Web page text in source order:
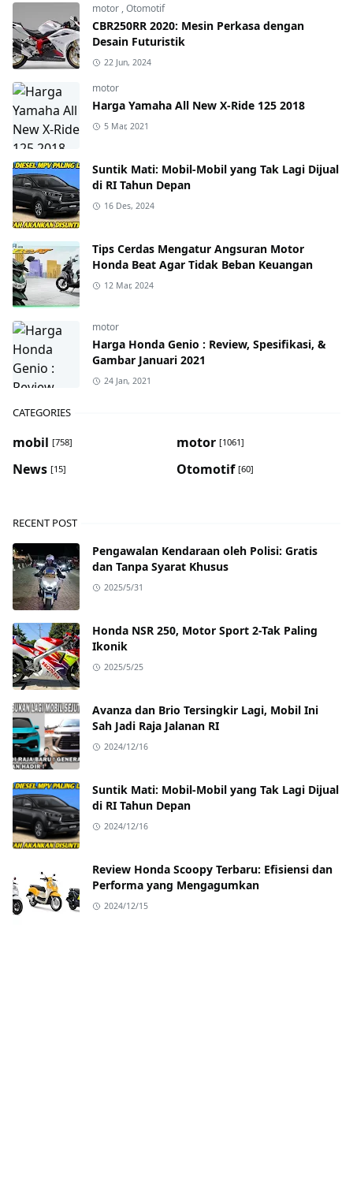
motor ,Otomotif
CBR250RR 2020: Mesin Perkasa dengan
Desain Futuristik
22 Jun, 2024
motor
Harga Yamaha All New X-Ride 125 2018
5 Mar, 2021
Suntik Mati: Mobil-Mobil yang Tak Lagi Dijual
di RI Tahun Depan
16 Des, 2024
Tips Cerdas Mengatur Angsuran Motor
Honda Beat Agar Tidak Beban Keuangan
12 Mar, 2024
motor
Harga Honda Genio : Review, Spesifikasi, &
Gambar Januari 2021
24 Jan, 2021
CATEGORIES
mobil [758] motor [1061]
News [15] Otomotif [60]
RECENT POST
Pengawalan Kendaraan oleh Polisi: Gratis
dan Tanpa Syarat Khusus
2025/5/31
Honda NSR 250, Motor Sport 2-Tak Paling
Ikonik
2025/5/25
Avanza dan Brio Tersingkir Lagi, Mobil Ini
Sah Jadi Raja Jalanan RI
2024/12/16
Suntik Mati: Mobil-Mobil yang Tak Lagi Dijual
di RI Tahun Depan
2024/12/16
Review Honda Scoopy Terbaru: Efisiensi dan
Performa yang Mengagumkan
2024/12/15